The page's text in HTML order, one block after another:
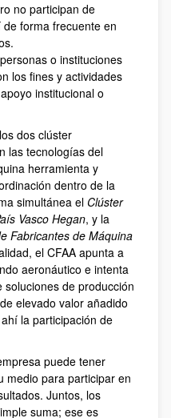
no participan de
forma frecuente en
o instituciones
los fines y actividades
institucional o
dos clúster
las tecnologías del
herramienta y
dentro de la
simultánea el Clúster
Vasco Hegan, y la
Fabricantes de Máquina
el CFAA apunta a
aeronáutico e intenta
de producción
elevado valor añadido
la participación de
puede tener
medio para participar en
Juntos, los
suma; ese es